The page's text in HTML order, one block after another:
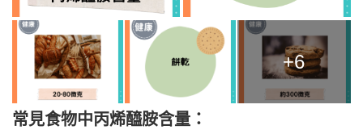
+6
常見食物中丙烯醯胺含量：